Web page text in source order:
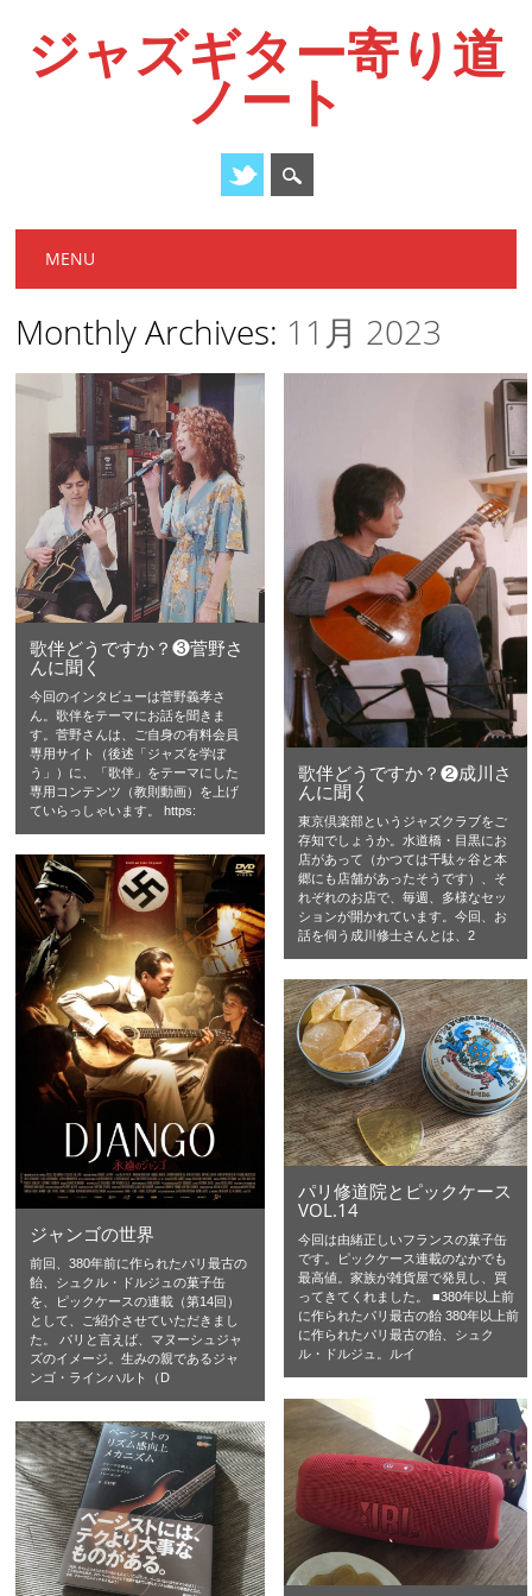
ジャズギター寄り道
ノート
Main menu
MENU
Monthly Archives: 11月 2023
歌伴どうですか？❸菅野さ
んに聞く
今回のインタビューは菅野義孝さ
ん。歌伴をテーマにお話を聞きま
す。菅野さんは、ご自身の有料会員
専用サイト（後述「ジャズを学ぼ
う」）に、「歌伴」をテーマにした
専用コンテンツ（教則動画）を上げ
ていらっしゃいます。 https:
歌伴どうですか？❷成川さ
んに聞く
東京倶楽部というジャズクラブをご
存知でしょうか。水道橋・目黒にお
店があって（かつては千駄ヶ谷と本
郷にも店舗があったそうです）、そ
れぞれのお店で、毎週、多様なセッ
ションが開かれています。今回、お
話を伺う成川修士さんとは、2
ジャンゴの世界
前回、380年前に作られたパリ最古の
飴、シュクル・ドルジュの菓子缶
を、ピックケースの連載（第14回）
として、ご紹介させていただきまし
た。 パリと言えば、マヌーシュジャ
ズのイメージ。生みの親であるジャ
ンゴ・ラインハルト（D
パリ修道院とピックケース
VOL.14
今回は由緒正しいフランスの菓子缶
です。ピックケース連載のなかでも
最高値。家族が雑貨屋で発見し、買
ってきてくれました。 ■380年以上前
に作られたパリ最古の飴 380年以上前
に作られたパリ最古の飴、シュク
ル・ドルジュ。ルイ